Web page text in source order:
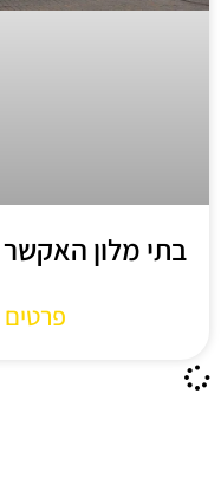
בתי מלון
פרטים